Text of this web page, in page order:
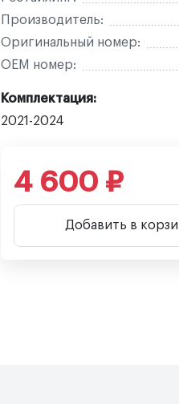
Производитель:
Оригинальный номер:
OEM номер:
Комплектация:
2021-2024
4 600 ₽
Добавить в